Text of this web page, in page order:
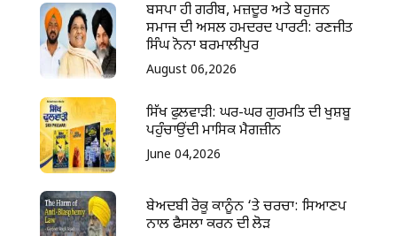
ਬਸਪਾ ਹੀ ਗਰੀਬ, ਮਜ਼ਦੂਰ ਅਤੇ ਬਹੁਜਨ
ਸਮਾਜ ਦੀ ਅਸਲ ਹਮਦਰਦ ਪਾਰਟੀ: ਰਣਜੀਤ
ਸਿੰਘ ਨੋਨਾ ਬਰਮਾਲੀਪੁਰ
August 06,2026
ਸਿੱਖ ਫੁਲਵਾੜੀ: ਘਰ-ਘਰ ਗੁਰਮਤਿ ਦੀ ਖੁਸ਼ਬੂ
ਪਹੁੰਚਾਉਂਦੀ ਮਾਸਿਕ ਮੈਗਜ਼ੀਨ
June 04,2026
ਬੇਅਦਬੀ ਰੋਕੂ ਕਾਨੂੰਨ ‘ਤੇ ਚਰਚਾ: ਸਿਆਣਪ
ਨਾਲ ਫੈਸਲਾ ਕਰਨ ਦੀ ਲੋੜ